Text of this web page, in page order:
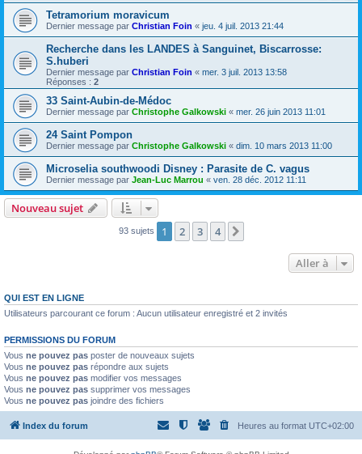
Tetramorium moravicum
Dernier message par Christian Foin « jeu. 4 juil. 2013 21:44
Recherche dans les LANDES à Sanguinet, Biscarrosse:
S.huberi
Dernier message par Christian Foin « mer. 3 juil. 2013 13:58
Réponses : 2
33 Saint-Aubin-de-Médoc
Dernier message par Christophe Galkowski « mer. 26 juin 2013 11:01
24 Saint Pompon
Dernier message par Christophe Galkowski « dim. 10 mars 2013 11:00
Microselia southwoodi Disney : Parasite de C. vagus
Dernier message par Jean-Luc Marrou « ven. 28 déc. 2012 11:11
Nouveau sujet
93 sujets 1 2 3 4
Aller à
QUI EST EN LIGNE
Utilisateurs parcourant ce forum : Aucun utilisateur enregistré et 2 invités
PERMISSIONS DU FORUM
Vous ne pouvez pas poster de nouveaux sujets
Vous ne pouvez pas répondre aux sujets
Vous ne pouvez pas modifier vos messages
Vous ne pouvez pas supprimer vos messages
Vous ne pouvez pas joindre des fichiers
Index du forum Heures au format UTC+02:00